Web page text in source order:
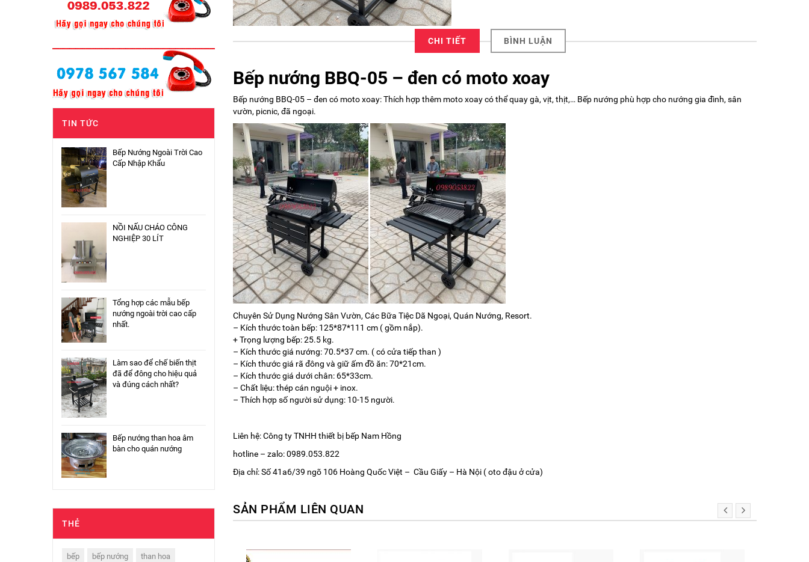
CHI TIẾT BÌNH LUẬN
Bếp nướng BBQ-05 – đen có moto xoay
Bếp nướng BBQ-05 – đen có moto xoay: Thích hợp thêm moto xoay có thể quay gà, vịt, thịt,… Bếp nướng phù hợp cho nướng gia đình, sân
vườn, picnic, đã ngoại.
Chuyên Sử Dụng Nướng Sân Vườn, Các Bữa Tiệc Dã Ngoại, Quán Nướng, Resort.
– Kích thước toàn bếp: 125*87*111 cm ( gồm nắp).
+ Trọng lượng bếp: 25.5 kg.
– Kích thước giá nướng: 70.5*37 cm. ( có cửa tiếp than )
– Kích thước giá rã đông và giữ ấm đồ ăn: 70*21cm.
– Kích thước giá dưới chân: 65*33cm.
– Chất liệu: thép cán nguội + inox.
– Thích hợp số người sử dụng: 10-15 người.
Liên hệ: Công ty TNHH thiết bị bếp Nam Hồng
hotline – zalo: 0989.053.822
Địa chỉ: Số 41a6/39 ngõ 106 Hoàng Quốc Việt – Cầu Giấy – Hà Nội ( oto đậu ở cửa)
SẢN PHẨM LIÊN QUAN
TIN TỨC
Bếp Nướng Ngoài Trời Cao
Cấp Nhập Khẩu
NỒI NẤU CHÁO CÔNG
NGHIỆP 30 LÍT
Tổng hợp các mẫu bếp
nướng ngoài trời cao cấp
nhất.
Làm sao để chế biến thịt
đã để đông cho hiệu quả
và đúng cách nhất?
Bếp nướng than hoa âm
bàn cho quán nướng
THẺ
bếp bếp nướng than hoa